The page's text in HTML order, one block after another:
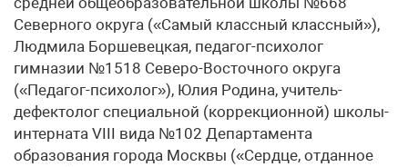
Северного округа («Самый классный классный»),
Людмила Боршевецкая, педагог-психолог
гимназии №1518 Северо-Восточного округа
(«Педагог-психолог»), Юлия Родина, учитель-
дефектолог специальной (коррекционной) школы-
интерната VIII вида №102 Департамента
образования города Москвы («Сердце, отданное